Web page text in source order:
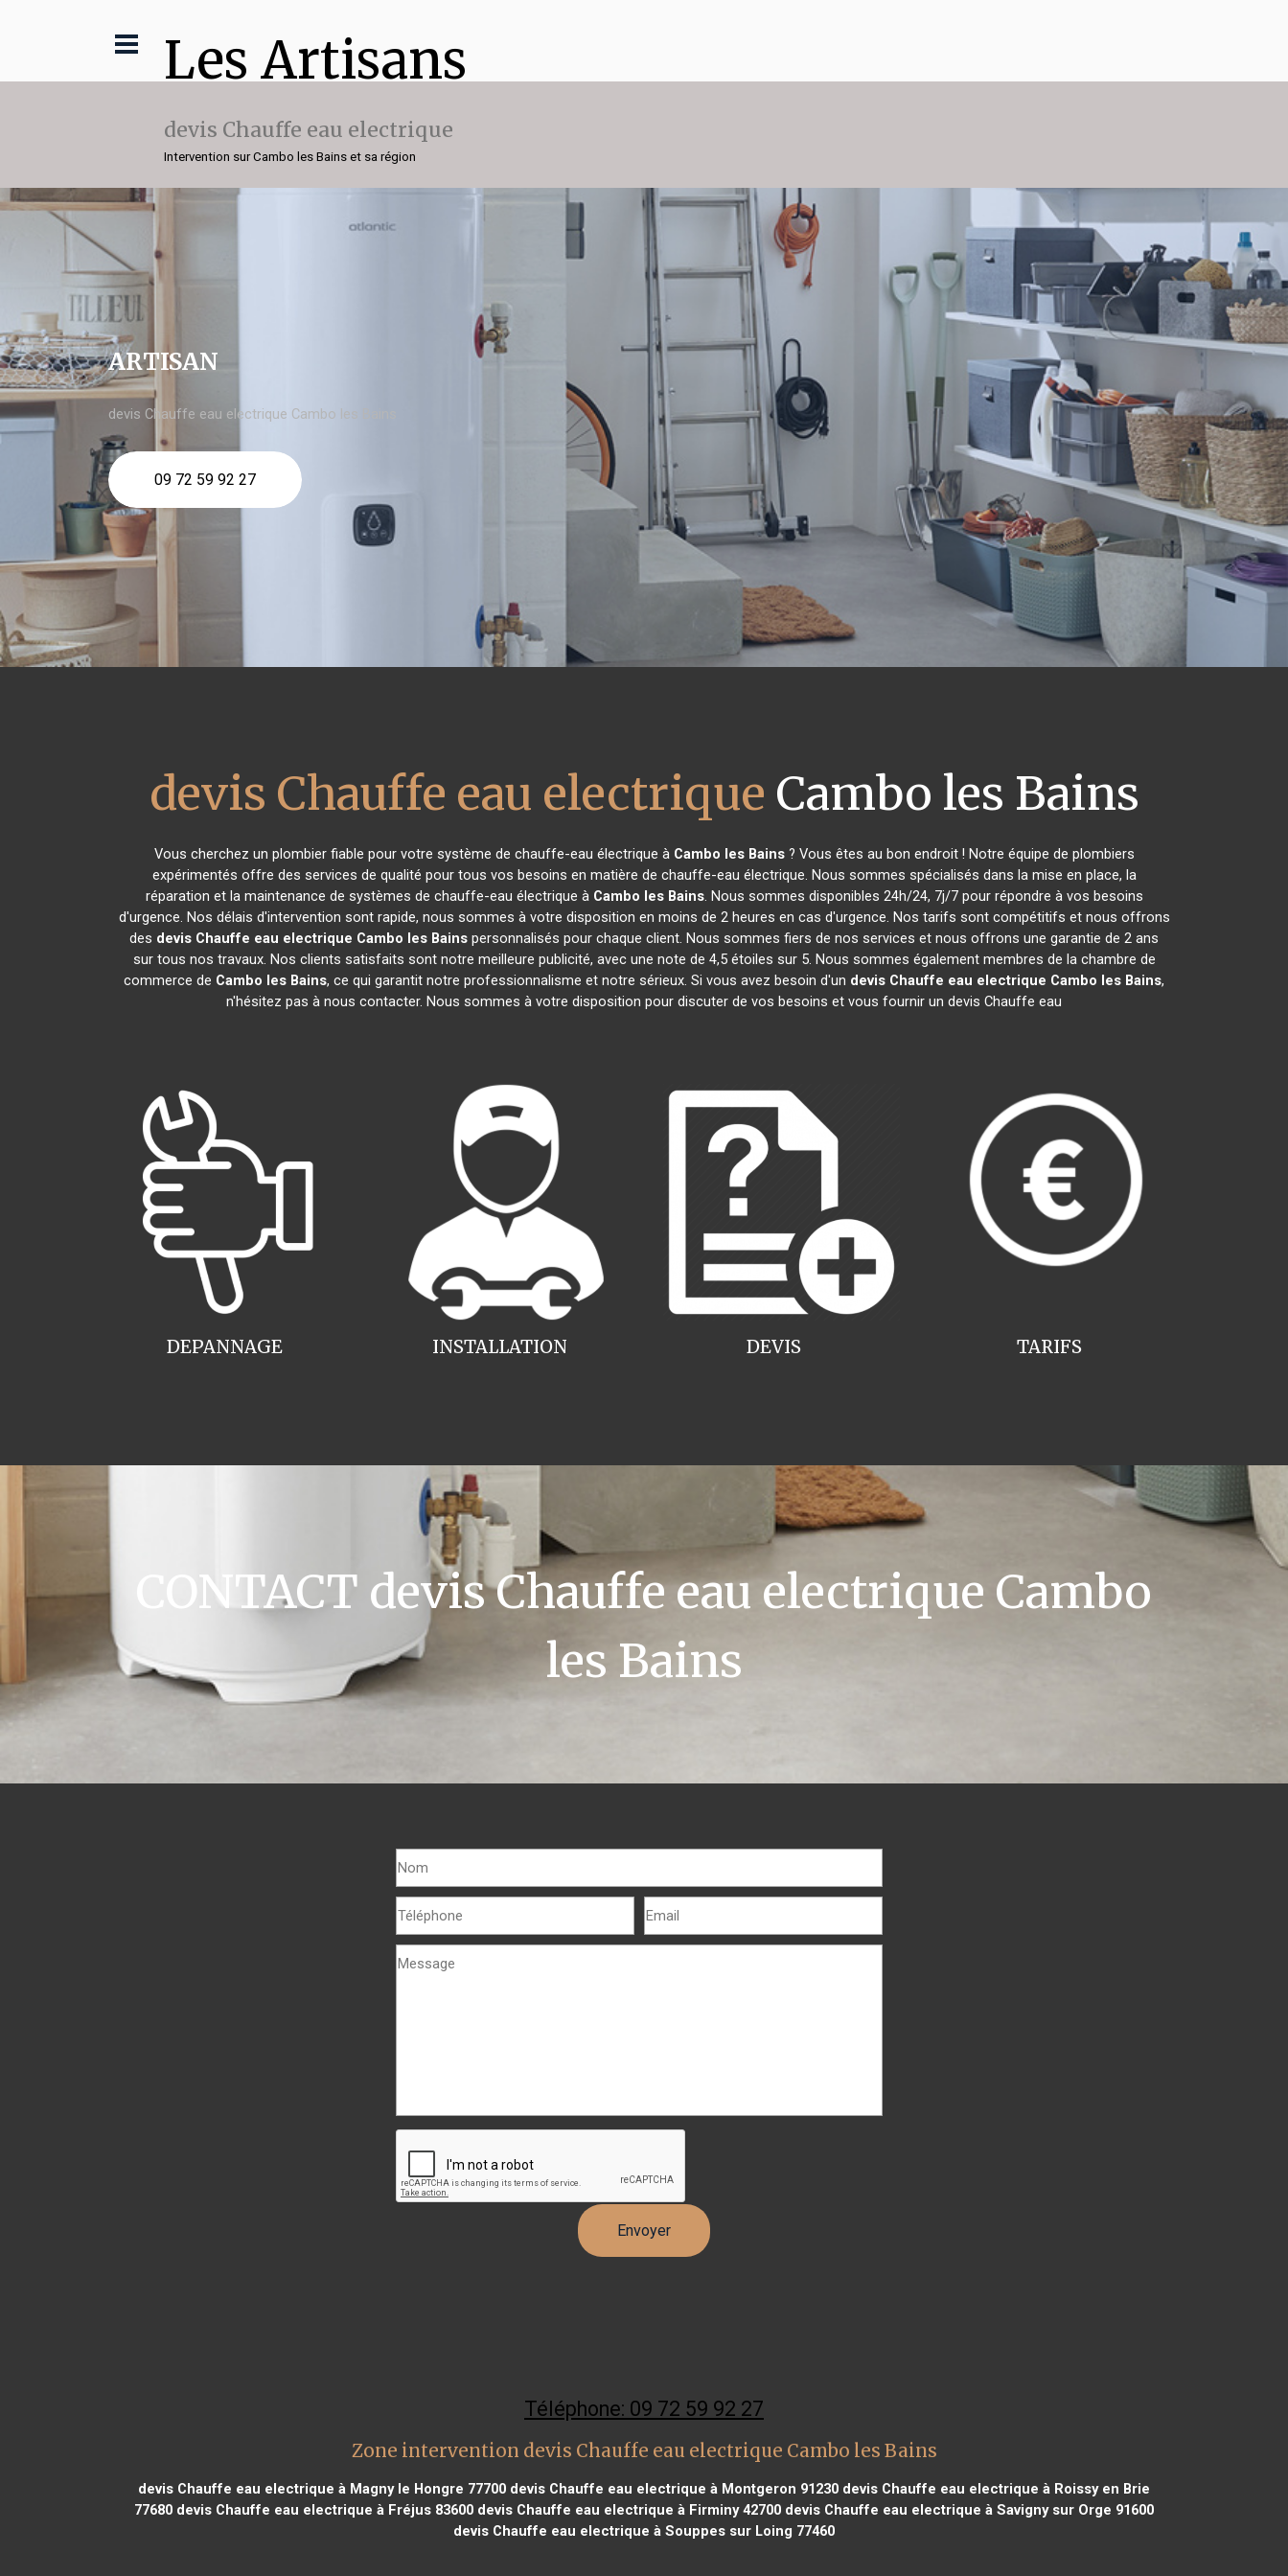
Les Artisans
devis Chauffe eau electrique
Intervention sur Cambo les Bains et sa région
ARTISAN
devis Chauffe eau electrique Cambo les Bains
09 72 59 92 27
devis Chauffe eau electrique Cambo les Bains
Vous cherchez un plombier fiable pour votre système de chauffe-eau électrique à Cambo les Bains? Vous êtes au bon endroit ! Notre équipe de plombiers
expérimentés offre des services de qualité pour tous vos besoins en matière de chauffe-eau électrique. Nous sommes spécialisés dans la mise en place, la
réparation et la maintenance de systèmes de chauffe-eau électrique à Cambo les Bains. Nous sommes disponibles 24h/24, 7j/7 pour répondre à vos besoins
d'urgence. Nos délais d'intervention sont rapide, nous sommes à votre disposition en moins de 2 heures en cas d'urgence. Nos tarifs sont compétitifs et nous offrons
des devis Chauffe eau electrique Cambo les Bains personnalisés pour chaque client. Nous sommes fiers de nos services et nous offrons une garantie de 2 ans
sur tous nos travaux. Nos clients satisfaits sont notre meilleure publicité, avec une note de 4,5 étoiles sur 5. Nous sommes également membres de la chambre de
commerce de Cambo les Bains, ce qui garantit notre professionnalisme et notre sérieux. Si vous avez besoin d'un devis Chauffe eau electrique Cambo les Bains,
n'hésitez pas à nous contacter. Nous sommes à votre disposition pour discuter de vos besoins et vous fournir un devis Chauffe eau
INSTALLATION
DEPANNAGE TARIFS
DEVIS
CONTACT devis Chauffe eau electrique Cambo
les Bains
Téléphone: 09 72 59 92 27
Zone intervention devis Chauffe eau electrique Cambo les Bains
devis Chauffe eau electrique à Magny le Hongre 77700 devis Chauffe eau electrique à Montgeron 91230 devis Chauffe eau electrique à Roissy en Brie
77680 devis Chauffe eau electrique à Fréjus 83600 devis Chauffe eau electrique à Firminy 42700 devis Chauffe eau electrique à Savigny sur Orge 91600
devis Chauffe eau electrique à Souppes sur Loing 77460